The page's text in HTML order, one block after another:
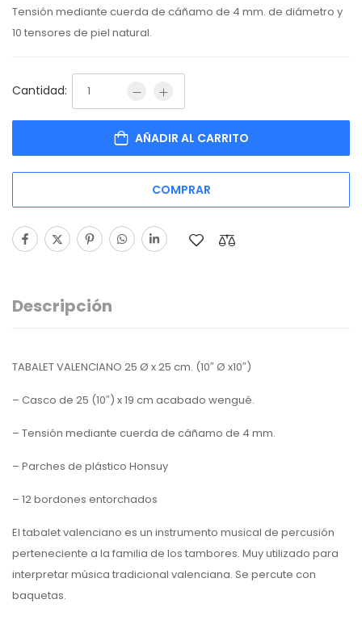
Tensión mediante cuerda de cáñamo de 4 mm. de diámetro y
10 tensores de piel natural.
Cantidad:
AÑADIR AL CARRITO
COMPRAR
Descripción
TABALET VALENCIANO 25 Ø x 25 cm. (10″ Ø x10″)
– Casco de 25 (10″) x 19 cm acabado wengué.
– Tensión mediante cuerda de cáñamo de 4 mm.
– Parches de plástico Honsuy
– 12 bordones entorchados
El tabalet valenciano es un instrumento musical de percusión
perteneciente a la familia de los tambores. Muy utilizado para
interpretar música tradicional valenciana. Se percute con
baquetas.